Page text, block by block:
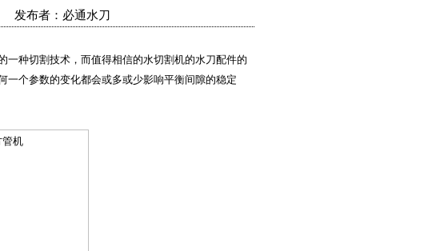
发布者：必通水刀
一种切割技术，而值得相信的水切割机的水刀配件的
一个参数的变化都会或多或少影响平衡间隙的稳定